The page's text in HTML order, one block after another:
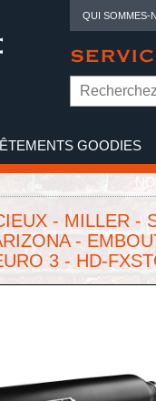
QUI SOMMES-
GOODIES
- MILLER -
-
3 - HD-